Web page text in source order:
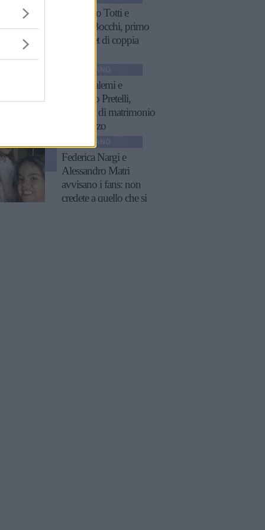
Francesco Totti e
Noemi Bocchi, primo
red carpet di coppia
Giulia Salemi e
Pierpaolo Pretelli,
proposta di matrimonio
per scherzo
Federica Nargi e
Alessandro Matri
avvisano i fans: non
credete a quello che si